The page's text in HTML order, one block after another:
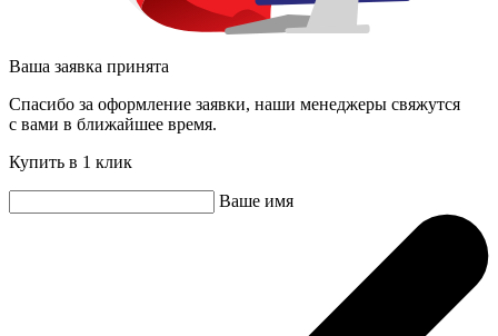
Ваша заявка принята
Спасибо за оформление заявки, наши менеджеры свяжутся
с вами в ближайшее время.
Купить в 1 клик
Ваше имя